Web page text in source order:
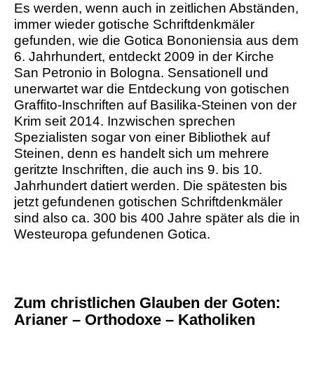
Es werden, wenn auch in zeitlichen Abständen,
immer wieder gotische Schriftdenkmäler
gefunden, wie die Gotica Bononiensia aus dem
6. Jahrhundert, entdeckt 2009 in der Kirche
San Petronio in Bologna. Sensationell und
unerwartet war die Entdeckung von gotischen
Graffito-Inschriften auf Basilika-Steinen von der
Krim seit 2014. Inzwischen sprechen
Spezialisten sogar von einer Bibliothek auf
Steinen, denn es handelt sich um mehrere
geritzte Inschriften, die auch ins 9. bis 10.
Jahrhundert datiert werden. Die spätesten bis
jetzt gefundenen gotischen Schriftdenkmäler
sind also ca. 300 bis 400 Jahre später als die in
Westeuropa gefundenen Gotica.
Zum christlichen Glauben der Goten:
Arianer – Orthodoxe – Katholiken